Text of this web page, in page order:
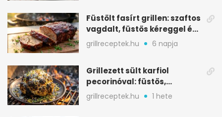
Füstölt fasírt grillen: szaftos
vagdalt, füstös kéreggel és
BBQ mázzal
grillreceptek.hu 6 napja
Grillezett sült karfiol
pecorinóval: füstös,
karamellizált nyári kedvenc
grillreceptek.hu 1 hete